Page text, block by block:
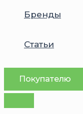
Бренды
Статьи
Покупателю